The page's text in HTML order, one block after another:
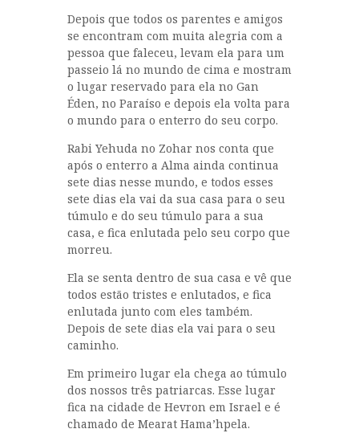
Depois que todos os parentes e amigos
se encontram com muita alegria com a
pessoa que faleceu, levam ela para um
passeio lá no mundo de cima e mostram
o lugar reservado para ela no Gan
Éden, no Paraíso e depois ela volta para
o mundo para o enterro do seu corpo.
Rabi Yehuda no Zohar nos conta que
após o enterro a Alma ainda continua
sete dias nesse mundo, e todos esses
sete dias ela vai da sua casa para o seu
túmulo e do seu túmulo para a sua
casa, e fica enlutada pelo seu corpo que
morreu.
Ela se senta dentro de sua casa e vê que
todos estão tristes e enlutados, e fica
enlutada junto com eles também.
Depois de sete dias ela vai para o seu
caminho.
Em primeiro lugar ela chega ao túmulo
dos nossos três patriarcas. Esse lugar
fica na cidade de Hevron em Israel e é
chamado de Mearat Hama’hpela.